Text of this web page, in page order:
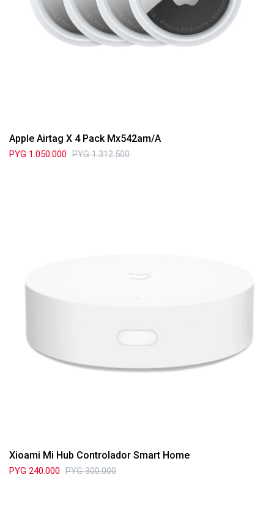
Apple Airtag X 4 Pack Mx542am/A
PYG 1.050.000 PYG 1.312.500
Xioami Mi Hub Controlador Smart Home
PYG 240.000 PYG 300.000